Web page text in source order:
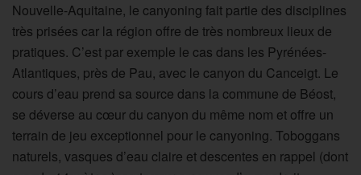
Nouvelle-Aquitaine, le canyoning fait partie des disciplines
très prisées car la région offre de très nombreux lieux de
pratiques. C’est par exemple le cas dans les Pyrénées-
Atlantiques, près de Pau, avec le canyon du Canceigt. Le
cours d’eau prend sa source dans la commune de Béost,
se déverse au cœur du canyon du même nom et offre un
terrain de jeu exceptionnel pour le canyoning. Toboggans
naturels, vasques d’eau claire et descentes en rappel (dont